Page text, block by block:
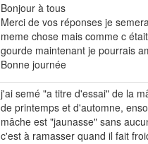
Bonjour à tous
Merci de vos réponses je
meme chose mais comme c
gourde maintenant je pourrais
Bonne journée
j'ai semé "a titre d'essai" de la
de printemps et d'automne,
mâche est "jaunasse" sans
c'est à ramasser quand il fait